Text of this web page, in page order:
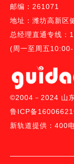
邮编：261071
地址：潍坊高新区
总经理直通专线：
(周一至周五
©2004－2024 山
鲁ICP备16006621
新轨道提供： 400